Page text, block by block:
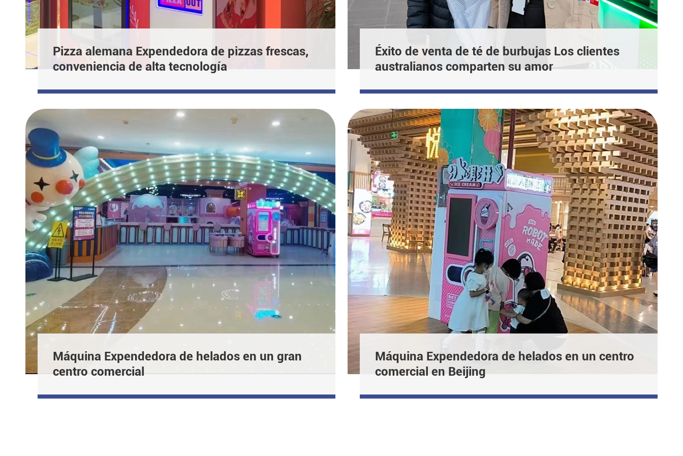
Pizza alemana Expendedora de pizzas frescas,
conveniencia de alta tecnología
Éxito de venta de té de burbujas Los clientes
australianos comparten su amor
Máquina Expendedora de helados en un gran
centro comercial
Máquina Expendedora de helados en un centro
comercial en Beijing